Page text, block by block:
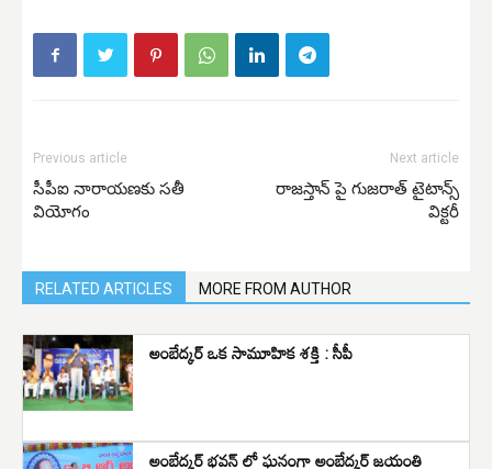
Previous article
సీపీఐ నారాయణకు సతీ
వియోగం
Next article
రాజస్తాన్ పై గుజరాత్ టైటాన్స్
విక్టరీ
RELATED ARTICLES MORE FROM AUTHOR
అంబేద్కర్ ఒక సామూహిక శక్తి : సీపీ
అంబేద్కర్ భవన్ లో ఘనంగా అంబేద్కర్ జయంతి